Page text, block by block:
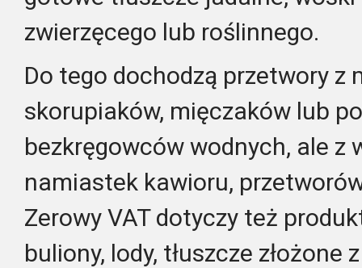
zwierzęcego lub roślinnego.
Do tego dochodzą przetwory z
skorupiaków, mięczaków lub
bezkręgowców wodnych, ale z
namiastek kawioru,
Zerowy VAT dotyczy też
buliony, lody, tłuszcze